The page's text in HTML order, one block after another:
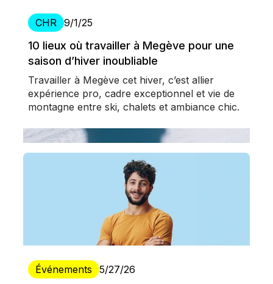
CHR 9/1/25
10 lieux où travailler à Megève pour une
saison d’hiver inoubliable
Travailler à Megève cet hiver, c’est allier
expérience pro, cadre exceptionnel et vie de
montagne entre ski, chalets et ambiance chic.
Événements 5/27/26